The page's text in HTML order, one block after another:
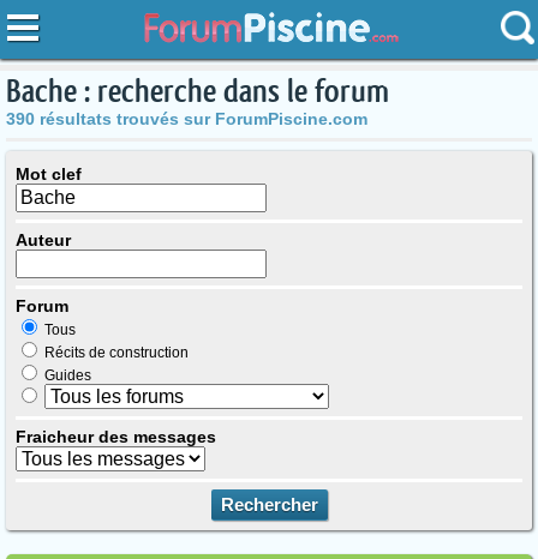
Bache : recherche dans le forum
390 résultats trouvés sur ForumPiscine.com
Mot clef
Auteur
Forum
Tous
Récits de construction
Guides
Fraicheur des messages